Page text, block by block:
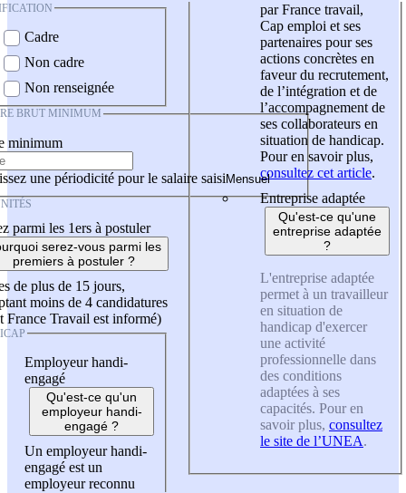
Cadre
Non cadre
Non renseignée
BRUT MINIMUM
minimum
une périodicité pour le salaire saisi
parmi les 1ers à postuler
serez-vous parmi les
premiers à postuler ?
de plus de 15 jours,
moins de 4 candidatures
France Travail est informé)
Employeur handi-
engagé
Qu'est-ce qu'un
employeur handi-
engagé ?
Un employeur handi-
engagé est un
employeur reconnu
par France travail,
Cap emploi et ses
partenaires pour ses
actions concrètes en
faveur du recrutement,
de l’intégration et de
l’accompagnement de
ses collaborateurs en
situation de handicap.
Pour en savoir plus,
consultez cet article.
Entreprise adaptée
Qu'est-ce qu'une
entreprise adaptée
?
L'entreprise adaptée
permet à un travailleur
en situation de
handicap d'exercer
une activité
professionnelle dans
des conditions
adaptées à ses
capacités. Pour en
savoir plus, consultez
le site de l’UNEA.